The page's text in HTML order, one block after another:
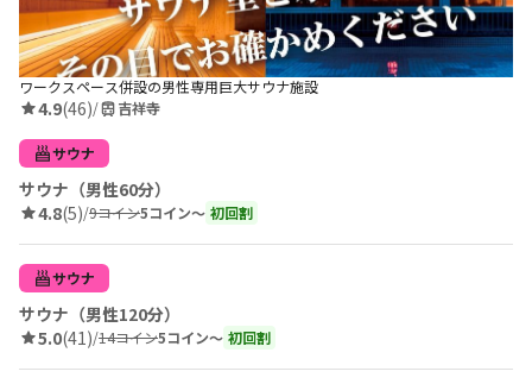
ワークスペース併設の男性専用巨大サウナ施設
4.9(46)/ 吉祥寺
サウナ
サウナ（男性60分）
4.8(5)/9コイン5コイン〜 初回割
サウナ
サウナ（男性120分）
5.0(41)/14コイン5コイン〜 初回割